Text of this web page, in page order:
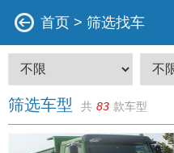
首页 > 筛选找车
筛选车型 共 83 款车型